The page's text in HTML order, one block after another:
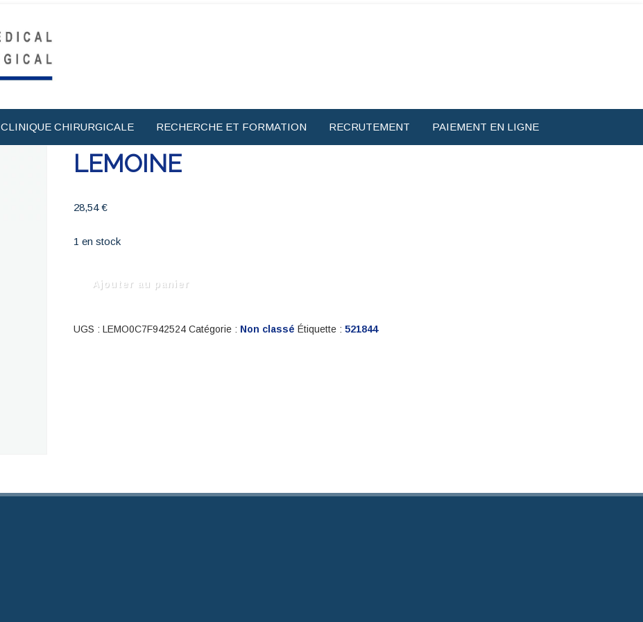
CLINIQUE CHIRURGICALE RECHERCHE ET FORMATION RECRUTEMENT PAIEMENT EN LIGNE
LEMOINE
28,54€
1 en stock
Ajouter au panier
UGS : LEMO0C7F942524 Catégorie : Non classé Étiquette : 521844